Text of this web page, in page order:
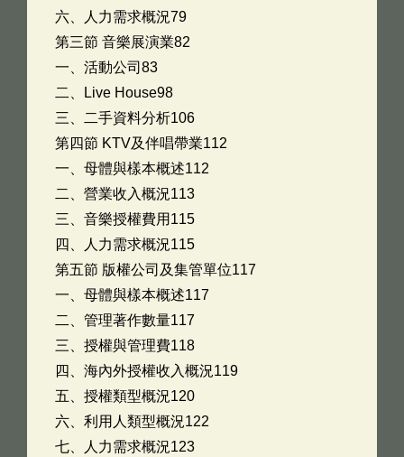
六、人力需求概況79
第三節 音樂展演業82
一、活動公司83
二、Live House98
三、二手資料分析106
第四節 KTV及伴唱帶業112
一、母體與樣本概述112
二、營業收入概況113
三、音樂授權費用115
四、人力需求概況115
第五節 版權公司及集管單位117
一、母體與樣本概述117
二、管理著作數量117
三、授權與管理費118
四、海內外授權收入概況119
五、授權類型概況120
六、利用人類型概況122
七、人力需求概況123